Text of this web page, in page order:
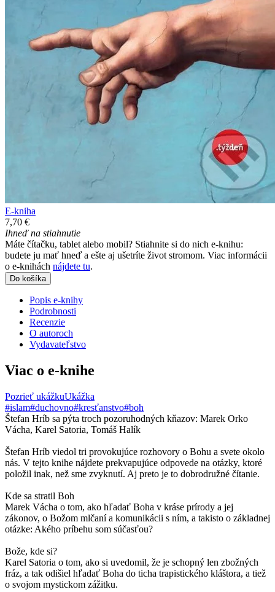
E-kniha
7,70 €
Ihneď na stiahnutie
Máte čítačku, tablet alebo mobil? Stiahnite si do nich e-knihu:
budete ju mať hneď a ešte aj ušetríte život stromom. Viac informácii
o e-knihách nájdete tu.
Do košíka
Popis e-knihy
Podrobnosti
Recenzie
O autoroch
Vydavateľstvo
Viac o e-knihe
Pozrieť ukážkuUkážka
#islam#duchovno#kresťanstvo#boh
Štefan Hríb sa pýta troch pozoruhodných kňazov: Marek Orko
Vácha, Karel Satoria, Tomáš Halík
Štefan Hríb viedol tri provokujúce rozhovory o Bohu a svete okolo
nás. V tejto knihe nájdete prekvapujúce odpovede na otázky, ktoré
položil inak, než sme zvyknutí. Aj preto je to dobrodružné čítanie.
Kde sa stratil Boh
Marek Vácha o tom, ako hľadať Boha v kráse prírody a jej
zákonov, o Božom mlčaní a komunikácii s ním, a takisto o základnej
otázke: Akého príbehu som súčasťou?
Bože, kde si?
Karel Satoria o tom, ako si uvedomil, že je schopný len zbožných
fráz, a tak odišiel hľadať Boha do ticha trapistického kláštora, a tiež
o svojom mystickom zážitku.